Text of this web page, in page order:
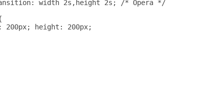
2s,height 2s; /* Opera */
200px;